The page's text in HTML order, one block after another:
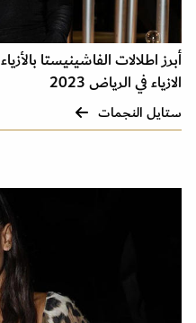
أبرز اطلالات الفاشينيستا
الازياء في الرياض 2023
ستايل النجمات